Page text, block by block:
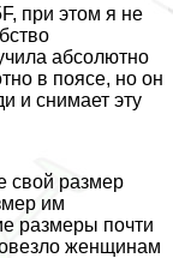
при этом я не
абсолютно
в поясе, но он
и снимает эту
свой размер
им
размеры почти
женщинам